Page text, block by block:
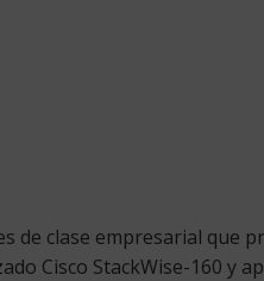
de clase empresarial que
Cisco StackWise-160 y